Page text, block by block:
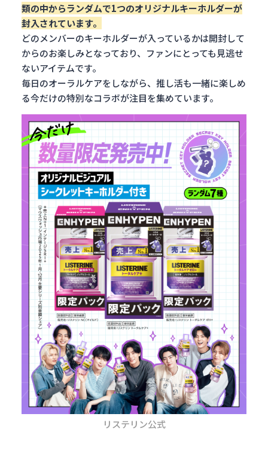
類の中からランダムで1つのオリジナルキーホルダーが
封入されています。
どのメンバーのキーホルダーが入っているかは開封して
からのお楽しみとなっており、ファンにとっても見逃せ
ないアイテムです。
毎日のオーラルケアをしながら、推し活も一緒に楽しめ
る今だけの特別なコラボが注目を集めています。
リステリン公式